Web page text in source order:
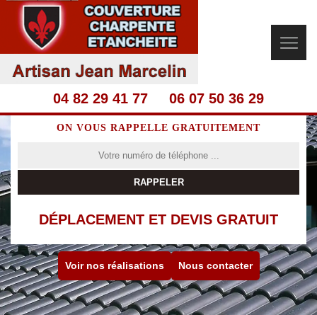
04 82 29 41 77 06 07 50 36 29
ON VOUS RAPPELLE GRATUITEMENT
DÉPLACEMENT ET DEVIS GRATUIT
Voir nos réalisations Nous contacter